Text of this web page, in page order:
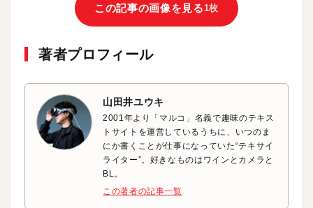
この記事の画像を見る 1枚
著者プロフィール
山田井ユウキ
2001年より「マルコ」名義で趣味のテキス
トサイトを運営しているうちに、いつのま
にか書くことが仕事になっていた“テキサイ
ライター”。好きなものはワインとカメラと
BL。
この著者の記事一覧